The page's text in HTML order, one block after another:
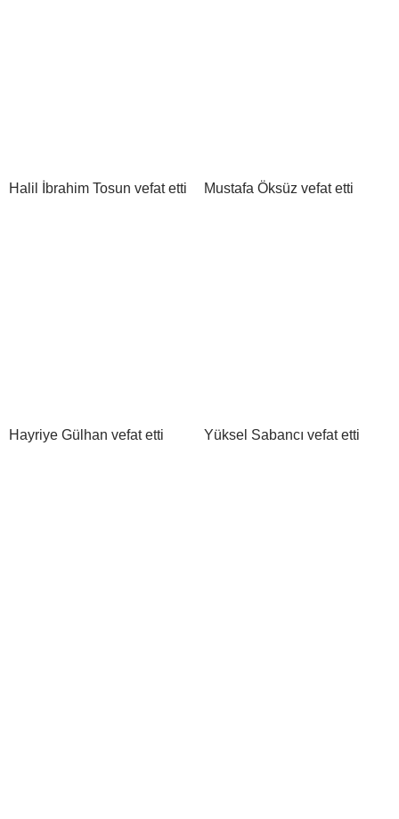
Halil İbrahim Tosun vefat etti Mustafa Öksüz vefat etti
Hayriye Gülhan vefat etti Yüksel Sabancı vefat etti